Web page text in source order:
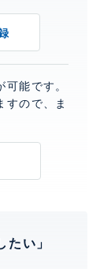
能です。
すので、ま
たい」